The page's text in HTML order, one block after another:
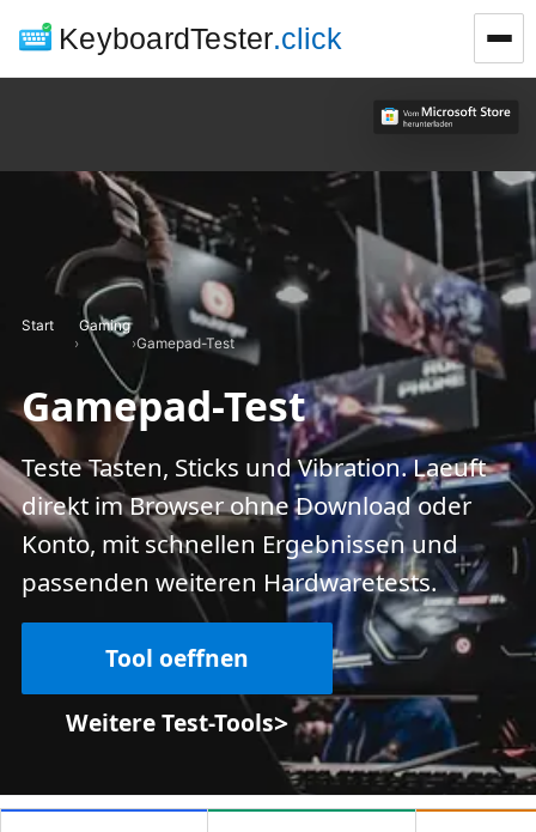
KeyboardTester.click
Start
›
Gaming
›Gamepad-Test
Gamepad-Test
Teste Tasten, Sticks und Vibration. Laeuft
direkt im Browser ohne Download oder
Konto, mit schnellen Ergebnissen und
passenden weiteren Hardwaretests.
Tool oeffnen
Weitere Test-Tools>